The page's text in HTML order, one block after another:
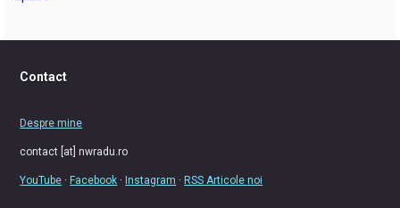
Contact
Despre mine
contact [at] nwradu.ro
YouTube ·Facebook ·Instagram ·RSS Articole noi